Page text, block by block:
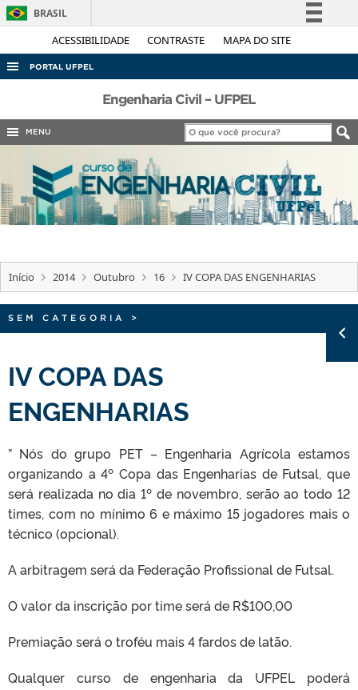
ACESSIBILIDADE CONTRASTE MAPA DO SITE
BRASIL
Simplifique!
Legislação
PORTAL UFPEL
ACESSO À INFORMAÇÃO
AUDITORIA
CONCURSOS
EDITAIS
Engenharia Civil – UFPEL
MENU
Início 2014 Outubro 16 IV COPA DAS ENGENHARIAS
SEM CATEGORIA >
IV COPA DAS
ENGENHARIAS
” Nós do grupo PET – Engenharia Agrícola estamos
organizando a 4º Copa das Engenharias de Futsal, que
será realizada no dia 1º de novembro, serão ao todo 12
times, com no mínimo 6 e máximo 15 jogadores mais o
técnico (opcional).
A arbitragem será da Federação Profissional de Futsal.
O valor da inscrição por time será de R$100,00
Premiação será o troféu mais 4 fardos de latão.
Qualquer curso de engenharia da UFPEL poderá